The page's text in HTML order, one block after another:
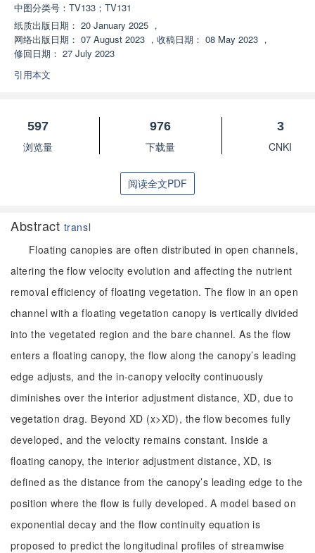
中图分类号： TV133；TV131
纸质出版日期： 20 January 2025 ，
网络出版日期： 07 August 2023 ， 收稿日期： 08 May 2023 ，
修回日期： 27 July 2023
引用本文
597
浏览量
976
下载量
3
CNKI
阅读全文PDF
Abstract transl
Floating canopies are often distributed in open channels,
altering the flow velocity evolution and affecting the nutrient
removal efficiency of floating vegetation. The flow in an open
channel with a floating vegetation canopy is vertically divided
into the vegetated region and the bare channel. As the flow
enters a floating canopy, the flow along the canopy’s leading
edge adjusts, and the in-canopy velocity continuously
diminishes over the interior adjustment distance, XD, due to
vegetation drag. Beyond XD (x>XD), the flow becomes fully
developed, and the velocity remains constant. Inside a
floating canopy, the interior adjustment distance, XD, is
defined as the distance from the canopy’s leading edge to the
position where the flow is fully developed. A model based on
exponential decay and the flow continuity equation is
proposed to predict the longitudinal profiles of streamwise